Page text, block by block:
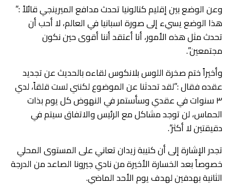
وعن الوضع بين إقليم كتالونيا تحدث مدافع الميرينجي قائلاً :”
هذا الوضع يسيء إلى صورة اسبانيا في العالم، لا أحب أن
تحدث مثل هذه الأمور، أنا أعتقد أننا أقوى حين نكون
مجتمعين”.
وأخيراً ختم صخرة اللوس بلانكوس لقاءه بالحديث عن تجديد
عقده فقال :”لقد تحدثنا عن الموضوع لكنني لست قلقاً، لدي
٣ سنوات في عقدي وسأستمر في النهوض كل يوم بذات
الحماس، لن توجد مشاكل مع الرئيس والاتفاق سيتم في
دقيقتين لا أكثر”.
تجدر الإشارة إلى أن كتيبة زيدان تعاني على المستوى المحلي
خصوصاً بعد الخسارة الأخيرة من نادي جيرونا الصاعد من الدرجة
الثانية بهدفين لهدف يوم الأحد الماضي.